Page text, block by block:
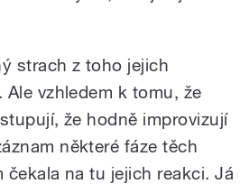
strach z toho jejich
vzhledem k tomu, že
že hodně improvizují
některé fáze těch
na tu jejich reakci. Já